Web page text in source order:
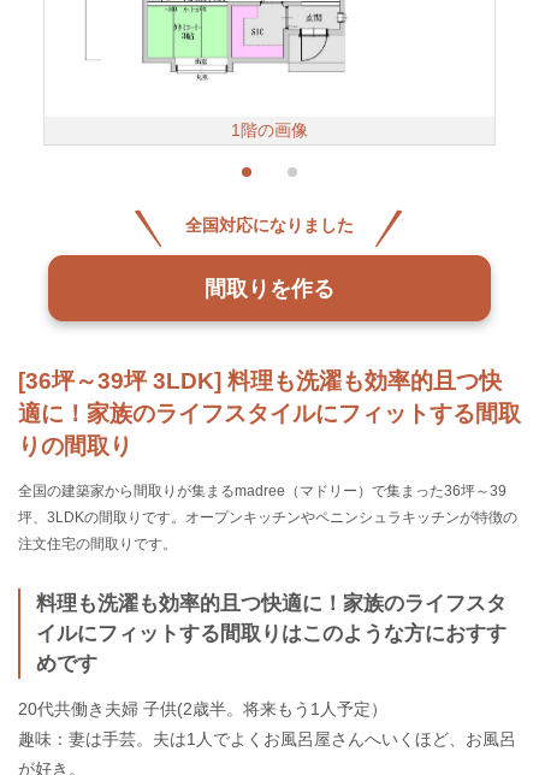
[36坪～39坪 3LDK] 料理も洗濯も効率的且つ快
適に！家族のライフスタイルにフィットする間取
りの間取り
全国の建築家から間取りが集まるmadree（マドリー）で集まった36坪～39
坪、3LDKの間取りです。オープンキッチンやペニンシュラキッチンが特徴の
注文住宅の間取りです。
料理も洗濯も効率的且つ快適に！家族のライフスタ
イルにフィットする間取りはこのような方におすす
めです
20代共働き夫婦 子供(2歳半。将来もう1人予定）
趣味：妻は手芸。夫は1人でよくお風呂屋さんへいくほど、お風呂
が好き。
1階の画像
全国対応になりました
間取りを作る